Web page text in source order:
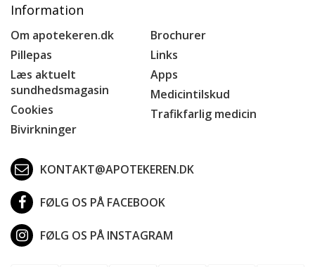
Information
Om apotekeren.dk
Pillepas
Læs aktuelt
sundhedsmagasin
Cookies
Bivirkninger
Brochurer
Links
Apps
Medicintilskud
Trafikfarlig medicin
KONTAKT@APOTEKEREN.DK
FØLG OS PÅ FACEBOOK
FØLG OS PÅ INSTAGRAM